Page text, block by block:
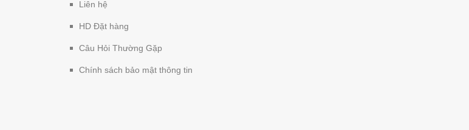
Liên hệ
HD Đặt hàng
Câu Hỏi Thường Gặp
Chính sách bảo mật thông tin